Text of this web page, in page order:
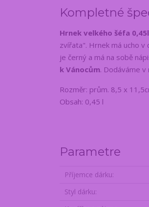
Kompletné
Hrnek velkého šéfa 0,45l
zvířata". Hrnek má ucho
je černý a má na sobě
k Vánocům. Dodáváme
Rozměr: prům. 8,5 x
Obsah: 0,45 l
Parametre
Příjemce dárku
Styl dárku